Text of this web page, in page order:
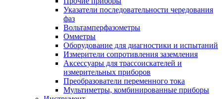
Указатели последовательности чередования
фаз
Вольтамперфазометры
Омметры
Оборудование для диагностики и испытаний
Измерители сопротивления заземления
Аксессуары для трассоискателей и
измерительных приборов
Преобразователи переменного тока
Мультиметры, комбинированные приборы